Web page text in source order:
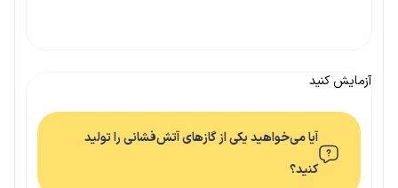
آزمایش کنید
آیا می‌خواهید یکی از گازهای آتش‌فشانی را تولید
کنید؟